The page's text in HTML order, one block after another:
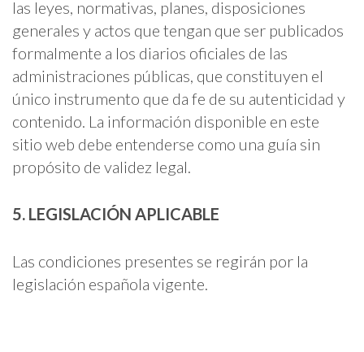
las leyes, normativas, planes, disposiciones
generales y actos que tengan que ser publicados
formalmente a los diarios oficiales de las
administraciones públicas, que constituyen el
único instrumento que da fe de su autenticidad y
contenido. La información disponible en este
sitio web debe entenderse como una guía sin
propósito de validez legal.
5. LEGISLACIÓN APLICABLE
Las condiciones presentes se regirán por la
legislación española vigente.